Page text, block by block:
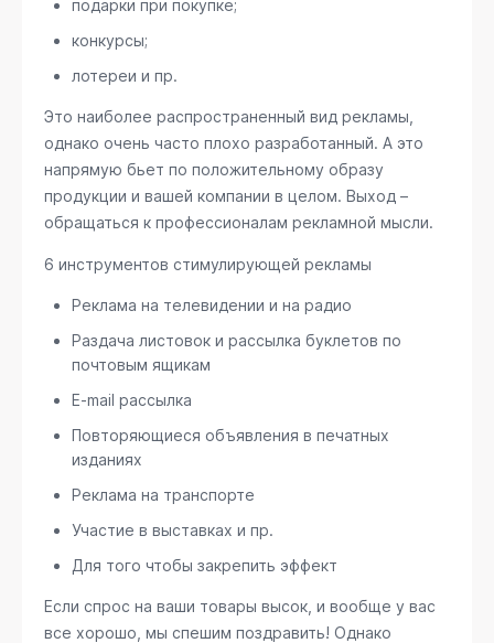
подарки при покупке;
конкурсы;
лотереи и пр.
Это наиболее распространенный вид рекламы,
однако очень часто плохо разработанный. А это
напрямую бьет по положительному образу
продукции и вашей компании в целом. Выход –
обращаться к профессионалам рекламной мысли.
6 инструментов стимулирующей рекламы
Реклама на телевидении и на радио
Раздача листовок и рассылка буклетов по
почтовым ящикам
E-mail рассылка
Повторяющиеся объявления в печатных
изданиях
Реклама на транспорте
Участие в выставках и пр.
Для того чтобы закрепить эффект
Если спрос на ваши товары высок, и вообще у вас
все хорошо, мы спешим поздравить! Однако